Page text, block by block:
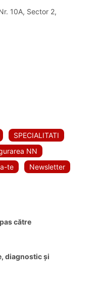
10A, Sector 2,
SPECIALITATI
NN
te Newsletter
către
diagnostic și